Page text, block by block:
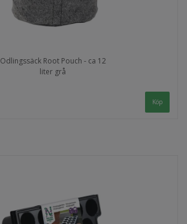
Odlingssäck Root Pouch - ca 12
liter grå